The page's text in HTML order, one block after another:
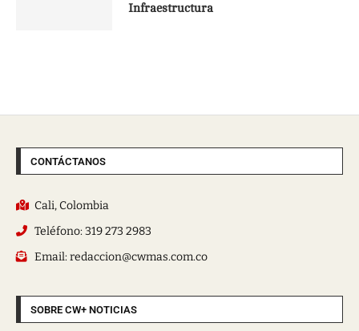
Infraestructura
CONTÁCTANOS
Cali, Colombia
Teléfono: 319 273 2983
Email: redaccion@cwmas.com.co
SOBRE CW+ NOTICIAS